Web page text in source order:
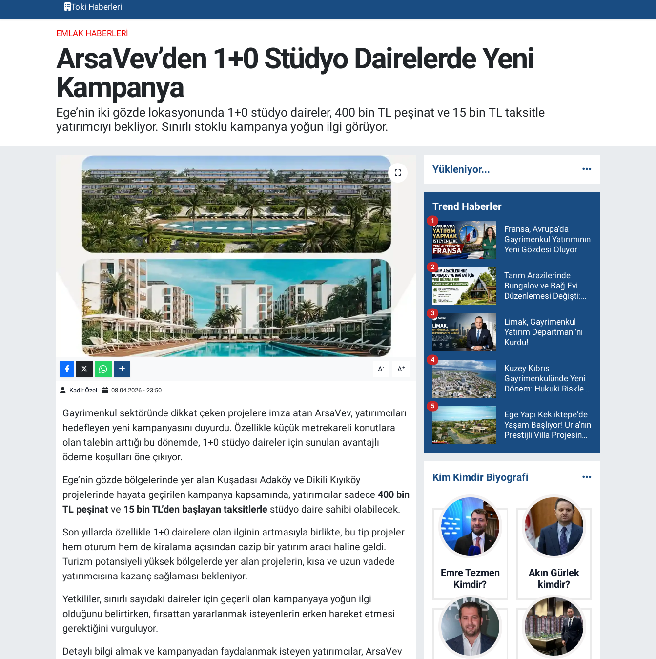
Toki Haberleri
EMLAK HABERLERI
ArsaVev’den 1+0 Stüdyo Dairelerde Yeni
Kampanya
Ege’nin iki gözde lokasyonunda 1+0 stüdyo daireler, 400 bin TL peşinat ve 15 bin TL taksitle
yatırımcıyı bekliyor. Sınırlı stoklu kampanya yoğun ilgi görüyor.
A- A+
Kadir Özel 08.04.2026 - 23:50
Gayrimenkul sektöründe dikkat çeken projelere imza atan ArsaVev, yatırımcıları
hedefleyen yeni kampanyasını duyurdu. Özellikle küçük metrekareli konutlara
olan talebin arttığı bu dönemde, 1+0 stüdyo daireler için sunulan avantajlı
ödeme koşulları öne çıkıyor.
Ege’nin gözde bölgelerinde yer alan Kuşadası Adaköy ve Dikili Kıyıköy
projelerinde hayata geçirilen kampanya kapsamında, yatırımcılar sadece 400 bin
TL peşinatve 15 bin TL’den başlayan taksitlerlestüdyo daire sahibi olabilecek.
Son yıllarda özellikle 1+0 dairelere olan ilginin artmasıyla birlikte, bu tip projeler
hem oturum hem de kiralama açısından cazip bir yatırım aracı haline geldi.
Turizm potansiyeli yüksek bölgelerde yer alan projelerin, kısa ve uzun vadede
yatırımcısına kazanç sağlaması bekleniyor.
Yetkililer, sınırlı sayıdaki daireler için geçerli olan kampanyaya yoğun ilgi
olduğunu belirtirken, fırsattan yararlanmak isteyenlerin erken hareket etmesi
gerektiğini vurguluyor.
Detaylı bilgi almak ve kampanyadan faydalanmak isteyen yatırımcılar, ArsaVev
Yükleniyor...
Trend Haberler
Fransa, Avrupa'da
Gayrimenkul Yatırımının
Yeni Gözdesi Oluyor
1
Tarım Arazilerinde
Bungalov ve Bağ Evi
Düzenlemesi Değişti:
Dönüme İndirildi
2
Limak, Gayrimenkul
Yatırım Departmanı'nı
Kurdu!
3
Kuzey Kıbrıs
Gayrimenkulünde Yeni
Dönem: Hukuki Riskler
Değiştiriyor
4
Ege Yapı Kekliktepe'de
Yaşam Başlıyor! Urla'nın
Prestijli Villa Projesinde
5
Kim Kimdir Biyografi
Emre Tezmen
Kimdir?
Akın Gürlek
kimdir?